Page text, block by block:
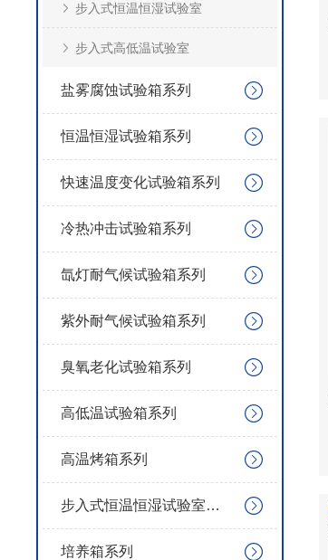
步入式恒温恒湿试验室
步入式高低温试验室
盐雾腐蚀试验箱系列
恒温恒湿试验箱系列
快速温度变化试验箱系列
冷热冲击试验箱系列
氙灯耐气候试验箱系列
紫外耐气候试验箱系列
臭氧老化试验箱系列
高低温试验箱系列
高温烤箱系列
步入式恒温恒湿试验室系列
培养箱系列